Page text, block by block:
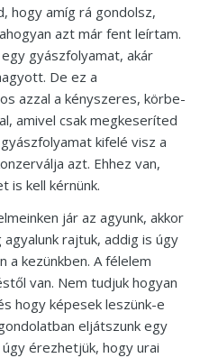
hogy amíg rá gondolsz,
azt már fent leírtam.
gyászfolyamat, akár
De ez a
azzal a kényszeres, körbe-
amivel csak megkeseríted
kifelé visz a
azt. Ehhez van,
is kell kérnünk.
jár az agyunk, akkor
rajtuk, addig is úgy
a kezünkben. A félelem
van. Nem tudjuk hogyan
hogy képesek leszünk-e
eljátszunk egy
érezhetjük, hogy urai